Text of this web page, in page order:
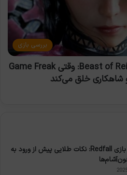
بررسی بازی
بررسی بازی Beast of Reincarnation: وقتی Game Freak
و شاهکاری خلق می‌کند
راهنمای بازی Redfall: نکات طلایی پیش از ورود به